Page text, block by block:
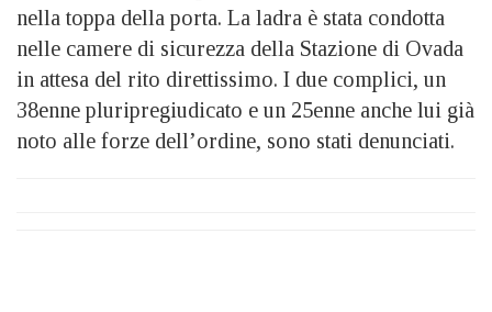
nella toppa della porta. La ladra è stata condotta
nelle camere di sicurezza della Stazione di Ovada
in attesa del rito direttissimo. I due complici, un
38enne pluripregiudicato e un 25enne anche lui già
noto alle forze dell’ordine, sono stati denunciati.